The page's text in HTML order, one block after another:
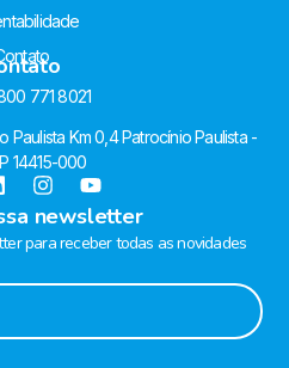
771 8021
Km 0,4 Patrocínio Paulista -
14415-000
newsletter
para receber todas as novidades